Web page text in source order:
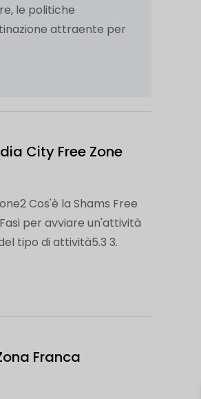
le politiche
attraente per
City Free Zone
Cos'è la Shams Free
per avviare un'attività
tipo di attività5.3 3.
Franca